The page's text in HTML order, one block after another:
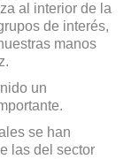
al interior de la
de interés,
manos
un
se han
las del sector